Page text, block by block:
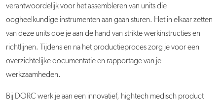
verantwoordelijk voor het assembleren van units die
oogheelkundige instrumenten aan gaan sturen. Het in elkaar zetten
van deze units doe je aan de hand van strikte werkinstructies en
richtlijnen. Tijdens en na het productieproces zorg je voor een
overzichtelijke documentatie en rapportage van je
werkzaamheden.
Bij DORC werk je aan een innovatief, hightech medisch product